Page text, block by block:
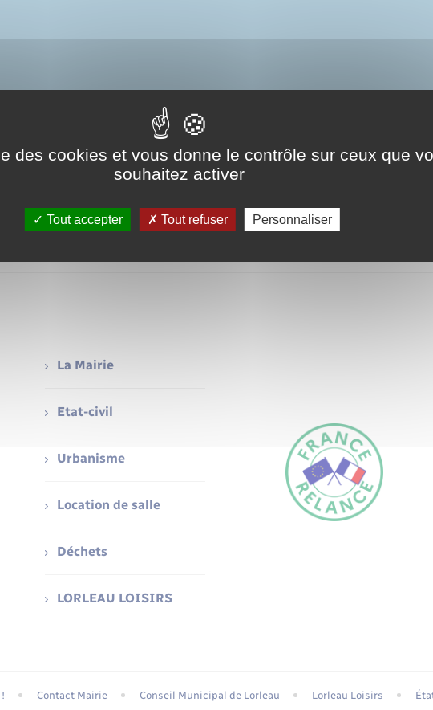
La Mairie
Etat-civil
Urbanisme
Location de salle
Déchets
LORLEAU LOISIRS
Contact Mairie Conseil Municipal de Lorleau Lorleau Loisirs
des cookies et vous donne le contrôle sur ceux que
souhaitez activer
Tout accepter Tout refuser Personnaliser